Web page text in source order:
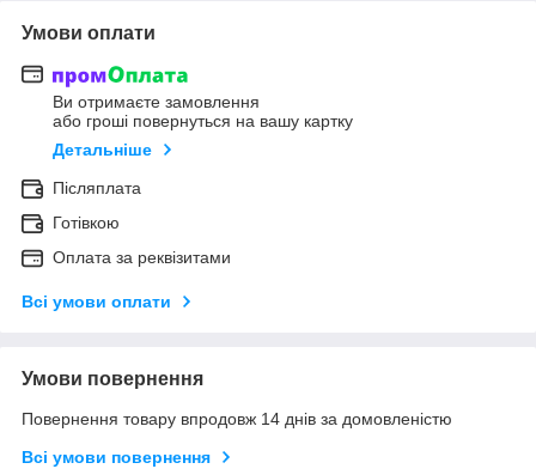
Умови оплати
Ви отримаєте замовлення
або гроші повернуться на вашу картку
Детальніше
Післяплата
Готівкою
Оплата за реквізитами
Всі умови оплати
Умови повернення
Повернення товару впродовж 14 днів за домовленістю
Всі умови повернення